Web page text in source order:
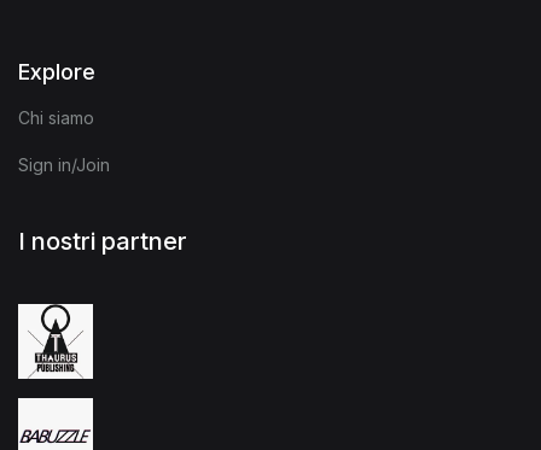
Explore
Chi siamo
Sign in/Join
I nostri partner